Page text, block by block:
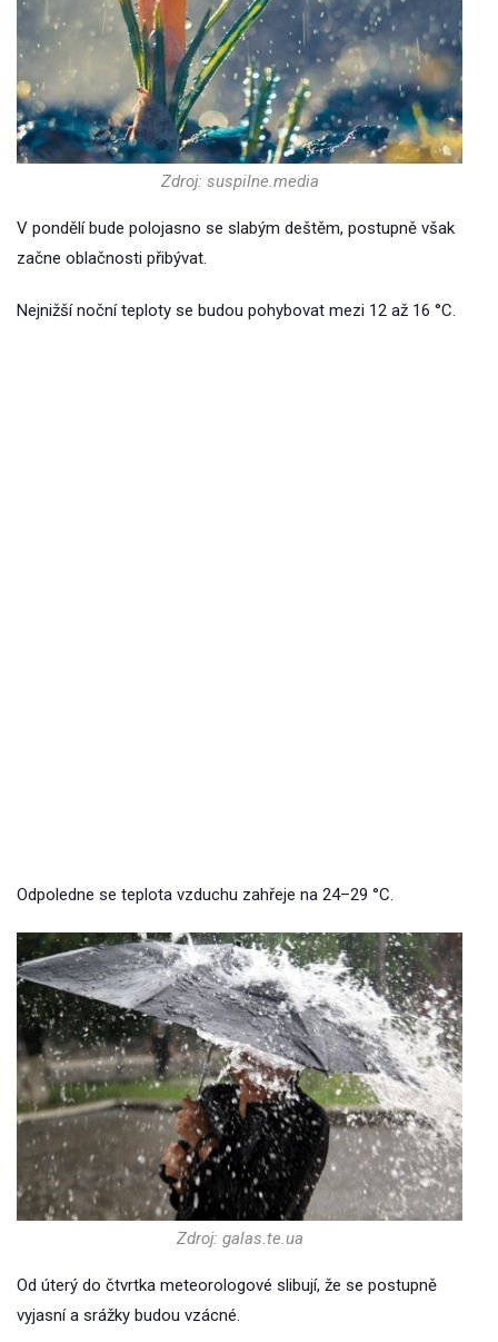
Zdroj: suspilne.media
V pondělí bude polojasno se slabým deštěm, postupně však
začne oblačnosti přibývat.
Nejnižší noční teploty se budou pohybovat mezi 12 až 16 °C.
Odpoledne se teplota vzduchu zahřeje na 24–29 °С.
Zdroj: galas.te.ua
Od úterý do čtvrtka meteorologové slibují, že se postupně
vyjasní a srážky budou vzácné.